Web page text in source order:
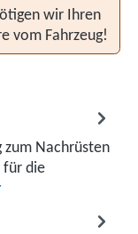
wir Ihren
vom Fahrzeug!
zum Nachrüsten
für die